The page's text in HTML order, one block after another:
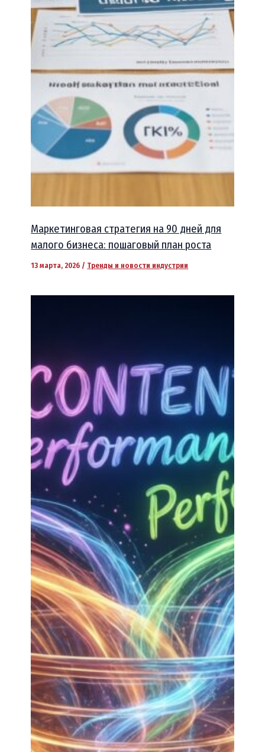
Маркетинговая стратегия на 90 дней для
малого бизнеса: пошаговый план роста
13 марта, 2026 / Тренды и новости индустрии